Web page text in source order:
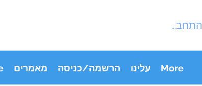
התחבר
מאמרים הרשמה/כניסה עלינו More